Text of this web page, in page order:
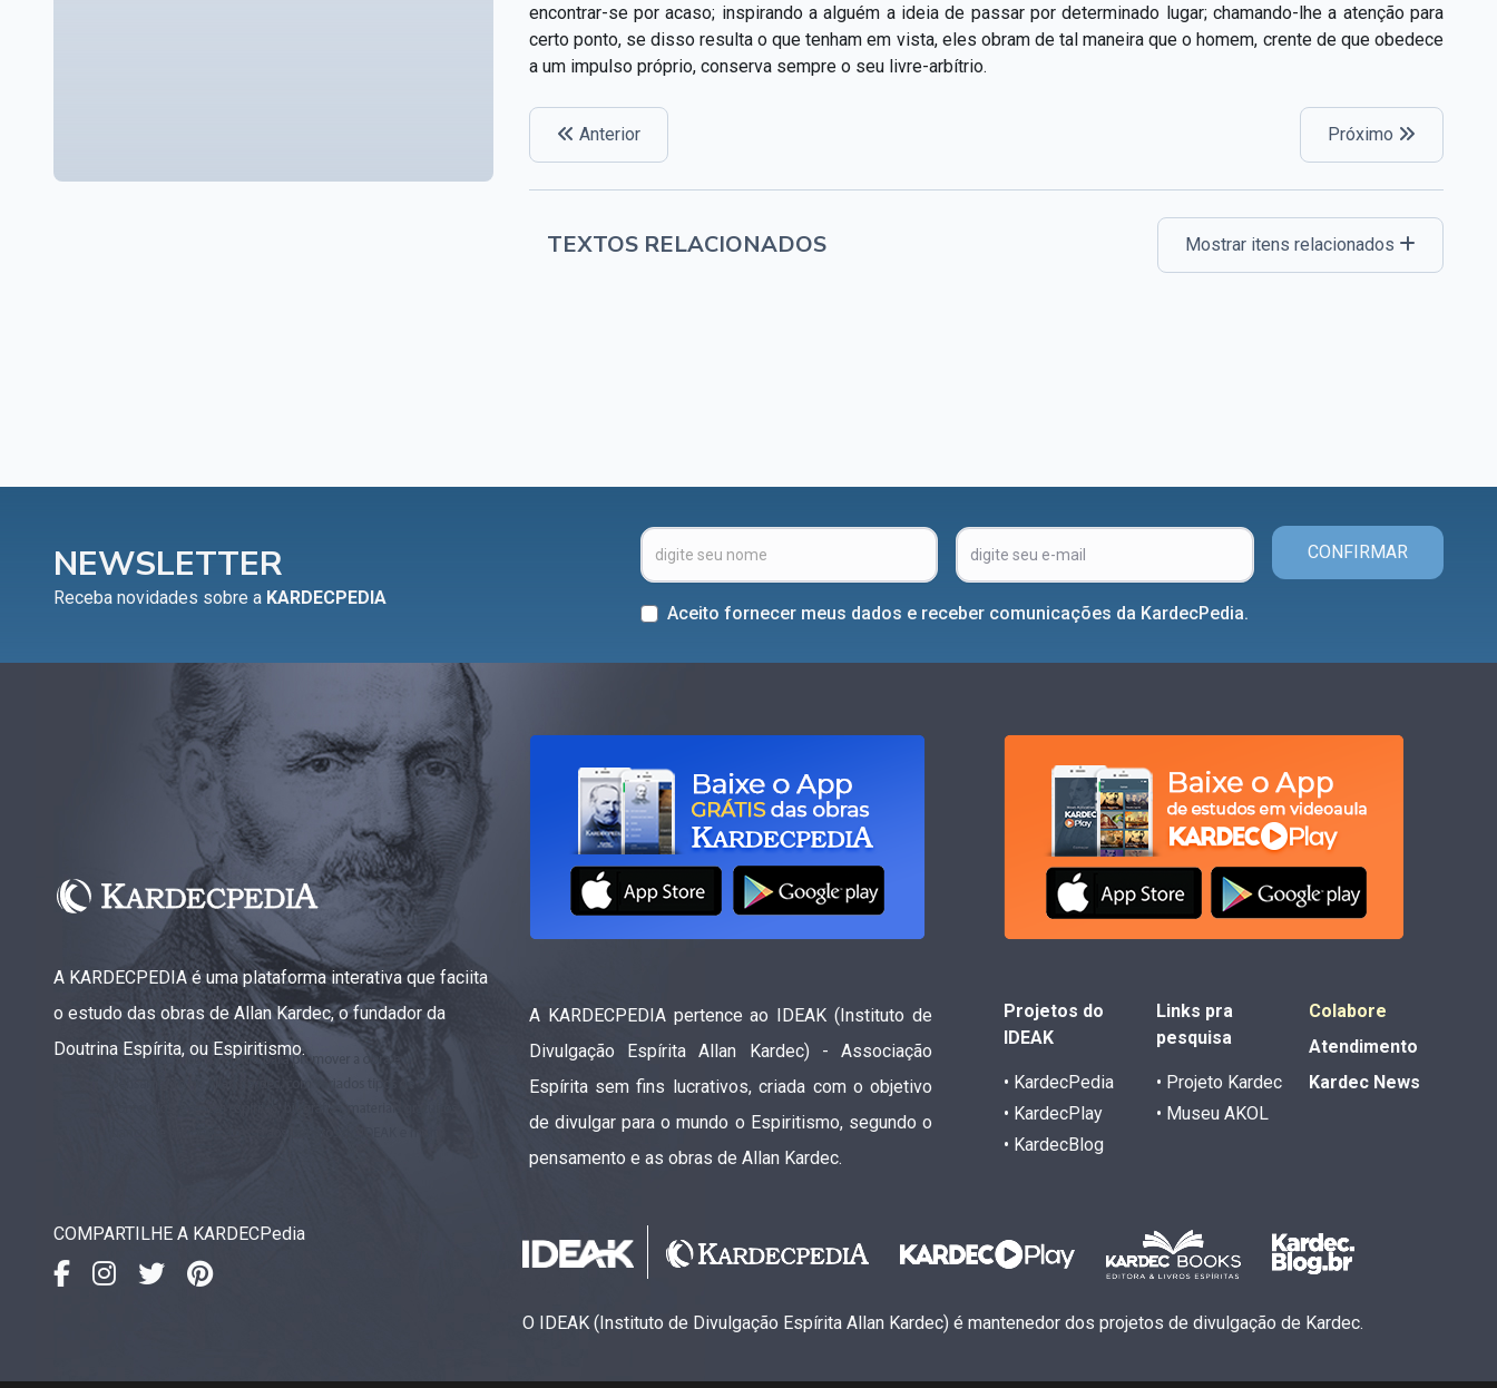
encontrar-se por acaso; inspirando a alguém a ideia de passar por determinado lugar; chamando-lhe a atenção para
certo ponto, se disso resulta o que tenham em vista, eles obram de tal maneira que o homem, crente de que obedece
a um impulso próprio, conserva sempre o seu livre-arbítrio.
Anterior Próximo
TEXTOS RELACIONADOS Mostrar itens relacionados
NEWSLETTER
Receba novidades sobre a KARDECPEDIA
CONFIRMAR
Aceito fornecer meus dados e receber comunicações da KardecPedia.
A KARDECPEDIA é uma plataforma interativa que faciita
o estudo das obras de Allan Kardec, o fundador da
Doutrina Espírita, ou Espiritismo.
A KARDECPEDIA pertence ao IDEAK (Instituto de
Divulgação Espírita Allan Kardec) - Associação
Espírita sem fins lucrativos, criada com o objetivo
de divulgar para o mundo o Espiritismo, segundo o
pensamento e as obras de Allan Kardec.
Projetos do
IDEAK
• KardecPedia
• KardecPlay
• KardecBlog
Links pra
pesquisa
• Projeto Kardec
• Museu AKOL
Colabore
Atendimento
Kardec News
COMPARTILHE A KARDECPedia
O IDEAK (Instituto de Divulgação Espírita Allan Kardec) é mantenedor dos projetos de divulgação de Kardec.